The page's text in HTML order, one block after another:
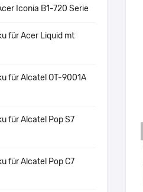
Iconia B1-720 Serie
für Acer Liquid mt
für Alcatel OT-9001A
für Alcatel Pop S7
für Alcatel Pop C7